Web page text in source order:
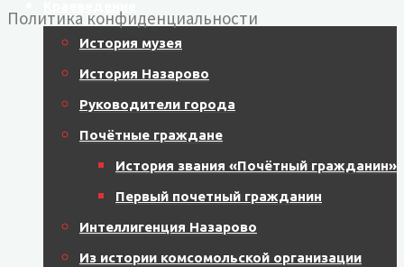
История музея
История Назарово
Руководители города
Почётные граждане
История звания «Почётный гражданин»
Первый почетный гражданин
Интеллигенция Назарово
Из истории комсомольской организации
Политика конфиденциальности